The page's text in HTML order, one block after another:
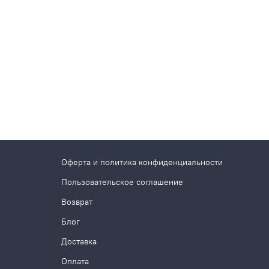
Оферта и политика конфиденциальности
Пользовательское соглашение
Возврат
Блог
Доставка
Оплата